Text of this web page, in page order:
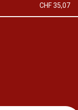
CHF 35,07